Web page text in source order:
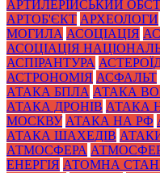
АРТИЛЕРІЙСЬКИЙ
АРТОБ'ЄКТ АРХЕОЛОГИ
МОГИЛА АСОЦІАЦІЯ
АСОЦІАЦІЯ
АСПІРАНТУРА
АСТРОНОМІЯ АСФАЛЬТ
АТАКА БПЛА АТАКА
АТАКА ДРОНІВ АТАКА
МОСКВУ АТАКА НА РФ
АТАКА ШАХЕДІВ
АТМОСФЕРА
ЕНЕРГІЯ АТОМНА